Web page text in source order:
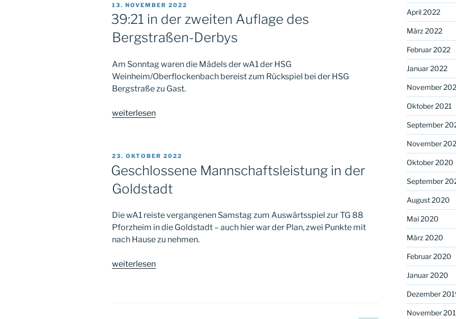
Mosbach“
VERÖFFENTLICHT
AM
13. NOVEMBER 2022
39:21 in der zweiten Auflage des
Bergstraßen-Derbys
Am Sonntag waren die Mädels der wA1 der HSG
Weinheim/Oberflockenbach bereist zum Rückspiel bei der HSG
Bergstraße zu Gast.
„39:21
Auflage
des
Bergstraßen-
weiterlesen
VERÖFFENTLICHT
AM
23. OKTOBER 2022
Geschlossene Mannschaftsleistung in der
Goldstadt
Die wA1 reiste vergangenen Samstag zum Auswärtsspiel zur TG 88
Pforzheim in die Goldstadt – auch hier war der Plan, zwei Punkte mit
nach Hause zu nehmen.
„Geschlossene
weiterlesen
April 2022
März 2022
Februar 2022
Januar 2022
November
Oktober 2021
September
November
Oktober 2020
September
August 2020
Mai 2020
März 2020
Februar 2020
Januar 2020
Dezember
November